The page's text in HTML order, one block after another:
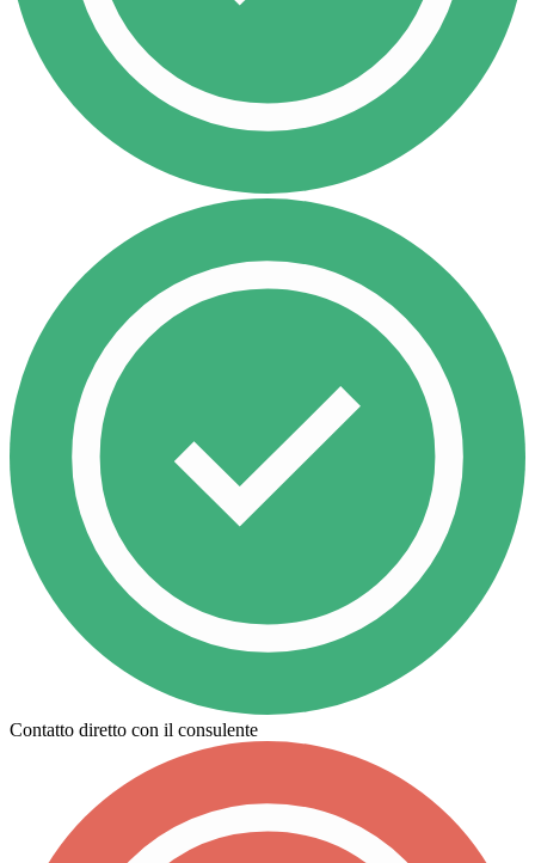
Contatto diretto con il consulente